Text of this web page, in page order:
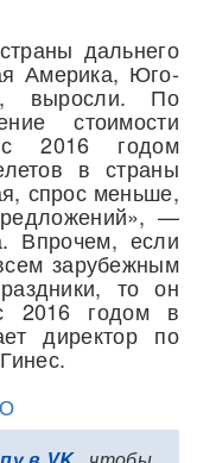
дальнего
Америка, Юго-
выросли. По
стоимости
2016 годом
в страны
спрос меньше,
—
Впрочем, если
зарубежным
то он
2016 годом в
директор по